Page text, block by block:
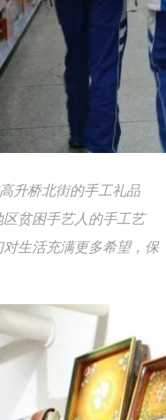
升桥北街的手工礼品
贫困手艺人的手工艺
生活充满更多希望，保